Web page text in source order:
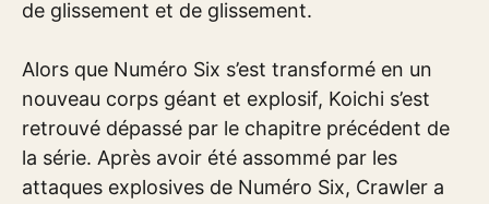
de glissement et de glissement.
Alors que Numéro Six s’est transformé en un
nouveau corps géant et explosif, Koichi s’est
retrouvé dépassé par le chapitre précédent de
la série. Après avoir été assommé par les
attaques explosives de Numéro Six, Crawler a